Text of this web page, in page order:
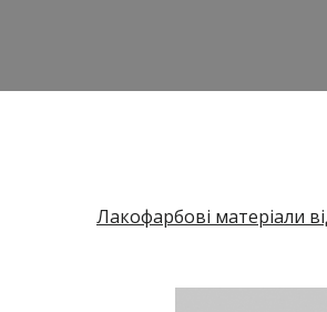
Лакофарбові матеріали